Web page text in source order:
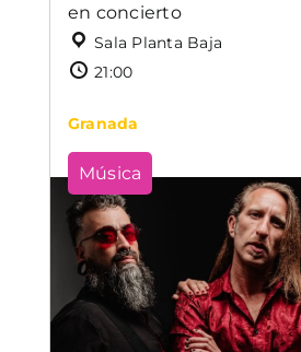
en concierto
Sala Planta Baja
21:00
Granada
Música